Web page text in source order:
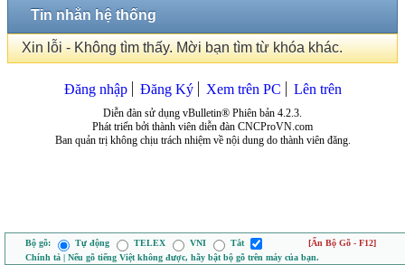
Tin nhắn hệ thống
Xin lỗi - Không tìm thấy. Mời bạn tìm từ khóa khác.
Đăng nhập Đăng Ký Xem trên PC Lên trên
Diễn đàn sử dụng vBulletin® Phiên bản 4.2.3.
Phát triển bởi thành viên diễn đàn CNCProVN.com
Ban quản trị không chịu trách nhiệm về nội dung do thành viên đăng.
Bộ gõ: Tự động TELEX VNI Tắt
[Ẩn Bộ Gõ - F12]
Chính tả | Nếu gõ tiếng Việt không được, hãy bật bộ gõ trên máy của bạn.